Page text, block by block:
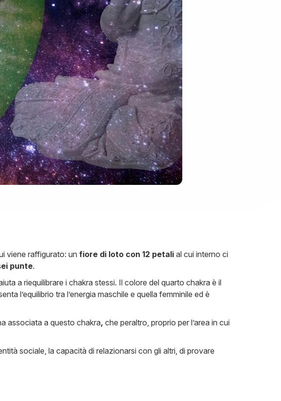
viene raffigurato: un fiore di loto con 12 petali al cui interno ci
punte.
a riequilibrare i chakra stessi. Il colore del quarto chakra è il
l’equilibrio tra l’energia maschile e quella femminile ed è
associata a questo chakra, che peraltro, proprio per l’area in cui
sociale, la capacità di relazionarsi con gli altri, di provare